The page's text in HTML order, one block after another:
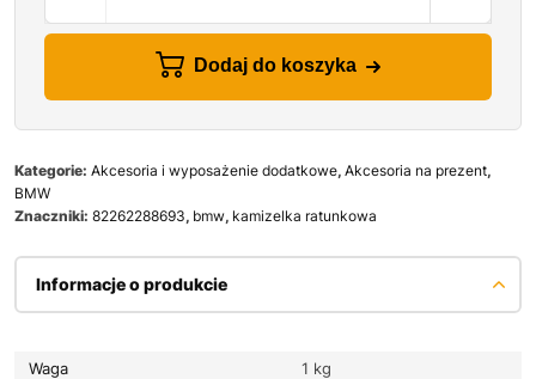
Dodaj do koszyka
Kategorie: Akcesoria i wyposażenie dodatkowe, Akcesoria na prezent,
BMW
Znaczniki: 82262288693, bmw, kamizelka ratunkowa
Informacje o produkcie
Waga 1 kg